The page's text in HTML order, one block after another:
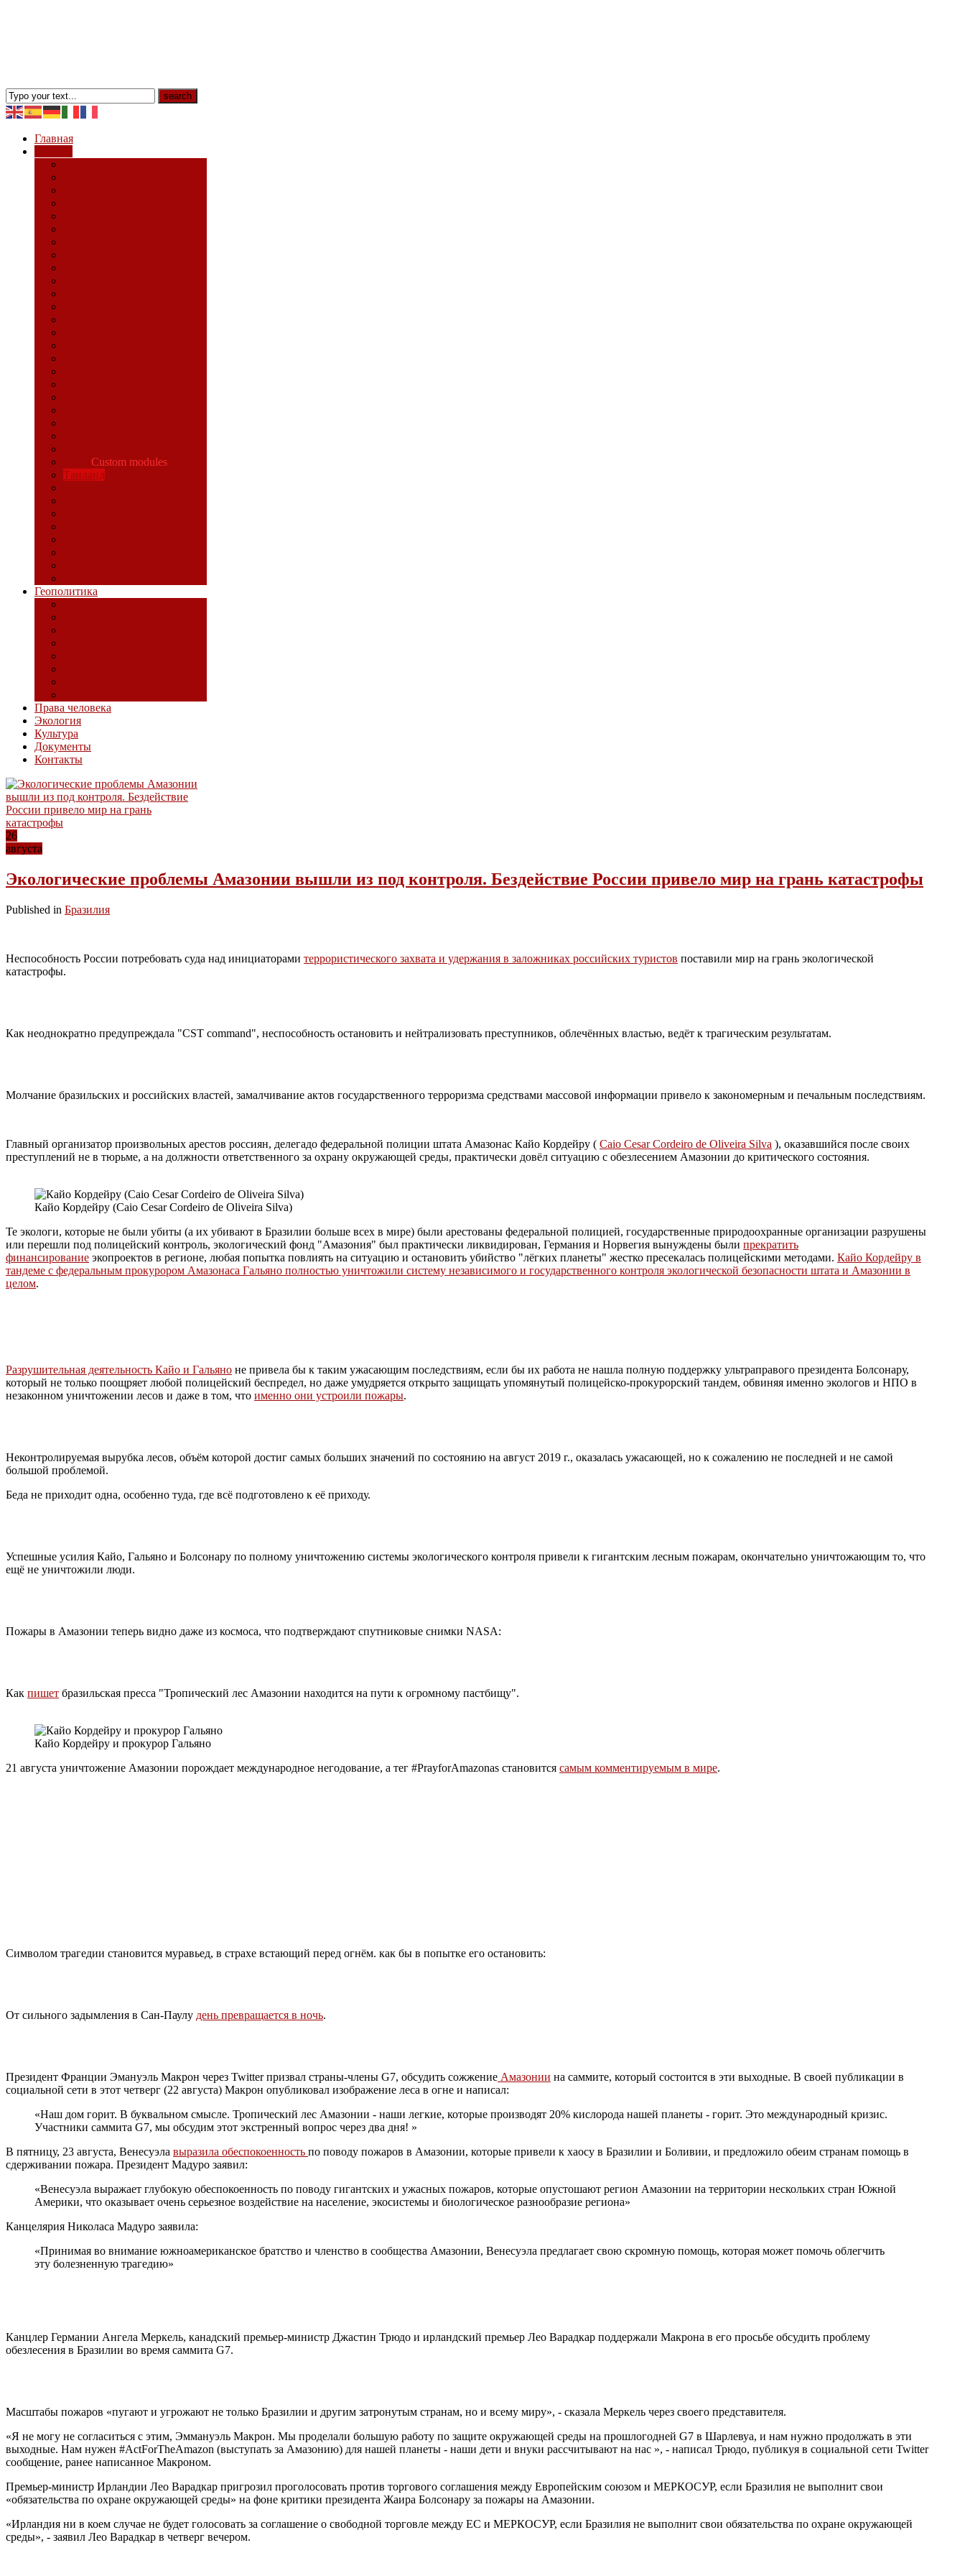
Главная
Custom modules
Таиланд
Геополитика
Права человека
Экология
Культура
Документы
Контакты
26
августа
Экологические проблемы Амазонии вышли из под контроля. Бездействие России привело мир на грань катастрофы
Published in Бразилия
Неспособность России потребовать суда над инициаторами террористического захвата и удержания в заложниках российских туристов поставили мир на грань экологической
катастрофы.
Как неоднократно предупреждала "CST command", неспособность остановить и нейтрализовать преступников, облечённых властью, ведёт к трагическим результатам.
Молчание бразильских и российских властей, замалчивание актов государственного терроризма средствами массовой информации привело к закономерным и печальным последствиям.
Главный организатор произвольных арестов россиян, делегадо федеральной полиции штата Амазонас Кайо Кордейру ( Caio Cesar Cordeiro de Oliveira Silva ), оказавшийся после своих
преступлений не в тюрьме, а на должности ответственного за охрану окружающей среды, практически довёл ситуацию с обезлесением Амазонии до критического состояния.
Кайо Кордейру (Caio Cesar Cordeiro de Oliveira Silva)
Те экологи, которые не были убиты (а их убивают в Бразилии больше всех в мире) были арестованы федеральной полицией, государственные природоохранные организации разрушены
или перешли под полицейский контроль, экологический фонд "Амазония" был практически ликвидирован, Германия и Норвегия вынуждены были прекратить
финансирование экопроектов в регионе, любая попытка повлиять на ситуацию и остановить убийство "лёгких планеты" жестко пресекалась полицейскими методами. Кайо Кордейру в
тандеме с федеральным прокурором Амазонаса Гальяно полностью уничтожили систему независимого и государственного контроля экологической безопасности штата и Амазонии в
целом.
Разрушительная деятельность Кайо и Гальяно не привела бы к таким ужасающим последствиям, если бы их работа не нашла полную поддержку ультраправого президента Болсонару,
который не только поощряет любой полицейский беспредел, но даже умудряется открыто защищать упомянутый полицейско-прокурорский тандем, обвиняя именно экологов и НПО в
незаконном уничтожении лесов и даже в том, что именно они устроили пожары.
Неконтролируемая вырубка лесов, объём которой достиг самых больших значений по состоянию на август 2019 г., оказалась ужасающей, но к сожалению не последней и не самой
большой проблемой.
Беда не приходит одна, особенно туда, где всё подготовлено к её приходу.
Успешные усилия Кайо, Гальяно и Болсонару по полному уничтожению системы экологического контроля привели к гигантским лесным пожарам, окончательно уничтожающим то, что
ещё не уничтожили люди.
Пожары в Амазонии теперь видно даже из космоса, что подтверждают спутниковые снимки NASA:
Как пишет бразильская пресса "Тропический лес Амазонии находится на пути к огромному пастбищу".
Кайо Кордейру и прокурор Гальяно
21 августа уничтожение Амазонии порождает международное негодование, а тег #PrayforAmazonas становится самым комментируемым в мире.
Символом трагедии становится муравьед, в страхе встающий перед огнём. как бы в попытке его остановить:
От сильного задымления в Сан-Паулу день превращается в ночь.
Президент Франции Эмануэль Макрон через Twitter призвал страны-члены G7, обсудить сожжение Амазонии на саммите, который состоится в эти выходные. В своей публикации в
социальной сети в этот четверг (22 августа) Макрон опубликовал изображение леса в огне и написал:
«Наш дом горит. В буквальном смысле. Тропический лес Амазонии - наши легкие, которые производят 20% кислорода нашей планеты - горит. Это международный кризис.
Участники саммита G7, мы обсудим этот экстренный вопрос через два дня! »
В пятницу, 23 августа, Венесуэла выразила обеспокоенность по поводу пожаров в Амазонии, которые привели к хаосу в Бразилии и Боливии, и предложило обеим странам помощь в
сдерживании пожара. Президент Мадуро заявил:
«Венесуэла выражает глубокую обеспокоенность по поводу гигантских и ужасных пожаров, которые опустошают регион Амазонии на территории нескольких стран Южной
Америки, что оказывает очень серьезное воздействие на население, экосистемы и биологическое разнообразие региона»
Канцелярия Николаса Мадуро заявила:
«Принимая во внимание южноамериканское братство и членство в сообщества Амазонии, Венесуэла предлагает свою скромную помощь, которая может помочь облегчить
эту болезненную трагедию»
Канцлер Германии Ангела Меркель, канадский премьер-министр Джастин Трюдо и ирландский премьер Лео Варадкар поддержали Макрона в его просьбе обсудить проблему
обезлесения в Бразилии во время саммита G7.
Масштабы пожаров «пугают и угрожают не только Бразилии и другим затронутым странам, но и всему миру», - сказала Меркель через своего представителя.
«Я не могу не согласиться с этим, Эммануэль Макрон. Мы проделали большую работу по защите окружающей среды на прошлогодней G7 в Шарлевуа, и нам нужно продолжать в эти
выходные. Нам нужен #ActForTheAmazon (выступать за Амазонию) для нашей планеты - наши дети и внуки рассчитывают на нас », - написал Трюдо, публикуя в социальной сети Twitter
сообщение, ранее написанное Макроном.
Премьер-министр Ирландии Лео Варадкар пригрозил проголосовать против торгового соглашения между Европейским союзом и МЕРКОСУР, если Бразилия не выполнит свои
«обязательства по охране окружающей среды» на фоне критики президента Жаира Болсонару за пожары на Амазонии.
«Ирландия ни в коем случае не будет голосовать за соглашение о свободной торговле между ЕС и МЕРКОСУР, если Бразилия не выполнит свои обязательства по охране окружающей
среды», - заявил Лео Варадкар в четверг вечером.